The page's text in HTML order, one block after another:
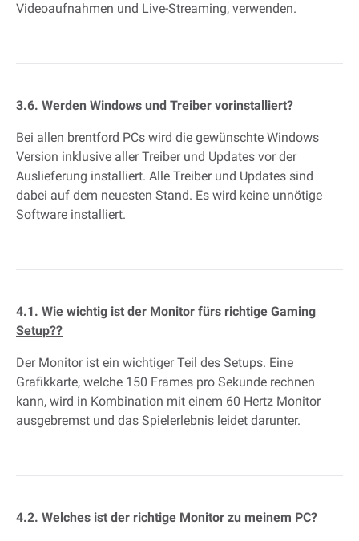
Videoaufnahmen und Live-Streaming, verwenden.
3.6. Werden Windows und Treiber vorinstalliert?
Bei allen brentford PCs wird die gewünschte Windows
Version inklusive aller Treiber und Updates vor der
Auslieferung installiert. Alle Treiber und Updates sind
dabei auf dem neuesten Stand. Es wird keine unnötige
Software installiert.
4.1. Wie wichtig ist der Monitor fürs richtige Gaming
Setup??
Der Monitor ist ein wichtiger Teil des Setups. Eine
Grafikkarte, welche 150 Frames pro Sekunde rechnen
kann, wird in Kombination mit einem 60 Hertz Monitor
ausgebremst und das Spielerlebnis leidet darunter.
4.2. Welches ist der richtige Monitor zu meinem PC?